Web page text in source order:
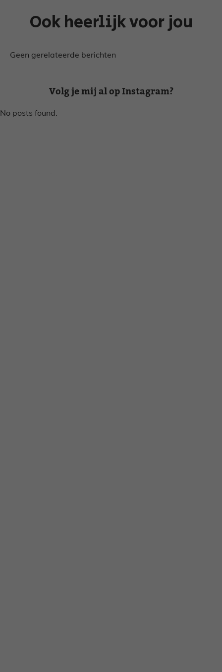
Ook heerlijk voor jou
Geen gerelateerde berichten
Volg je mij al op Instagram?
No posts found.